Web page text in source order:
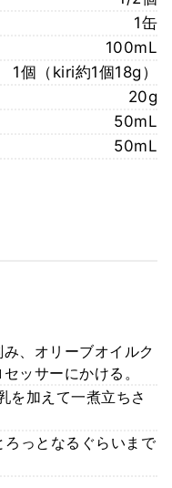
1缶
100mL
1個（kiri約1個18g）
20g
50mL
50mL
、オリーブオイルク
ッサーにかける。
を加えて一煮立ちさ
っとなるぐらいまで